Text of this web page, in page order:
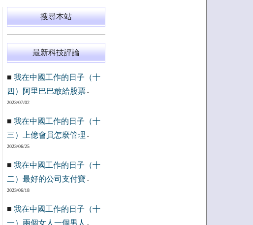
搜尋本站
最新科技評論
■ 我在中國工作的日子（十
四）阿里巴巴敢給股票-
2023/07/02
■ 我在中國工作的日子（十
三）上億會員怎麼管理 -
2023/06/25
■ 我在中國工作的日子（十
二）最好的公司支付寶 -
2023/06/18
■ 我在中國工作的日子（十
一）兩個女人一個男人
-